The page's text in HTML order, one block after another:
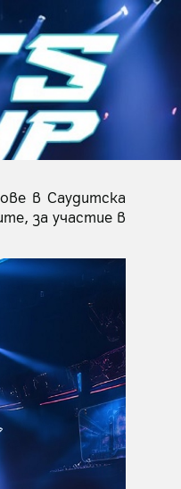
в Саудитска
за участие в